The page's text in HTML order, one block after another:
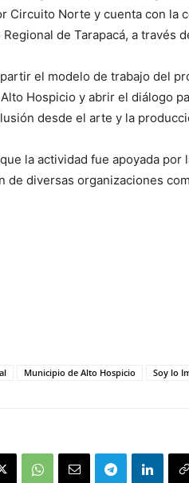
Circuito Norte y cuenta con la
de Tarapacá, a través
el modelo de trabajo del
Hospicio y abrir el diálogo
desde el arte y la
la actividad fue apoyada por
de diversas organizaciones
Municipio de Alto Hospicio Soy lo